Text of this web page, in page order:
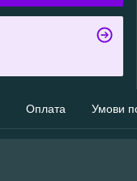
Оплата Умови